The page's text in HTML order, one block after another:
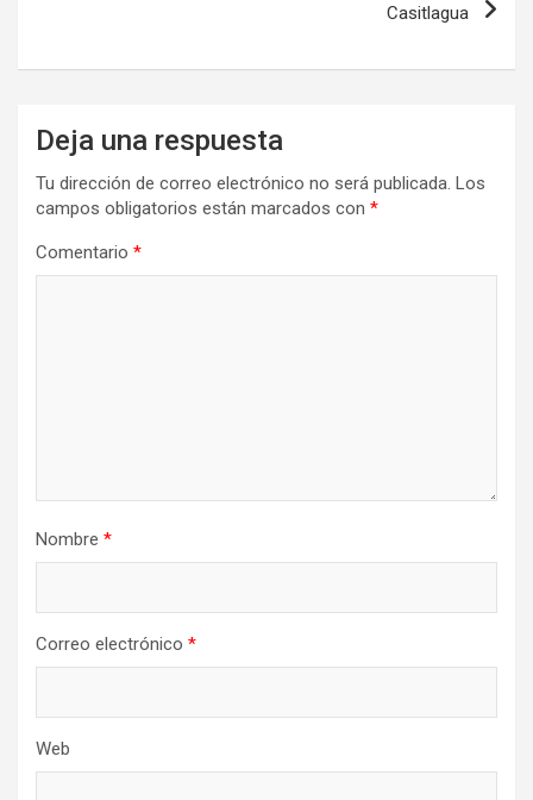
Casitlagua
Deja una respuesta
Tu dirección de correo electrónico no será publicada. Los
campos obligatorios están marcados con *
Comentario *
Nombre *
Correo electrónico *
Web